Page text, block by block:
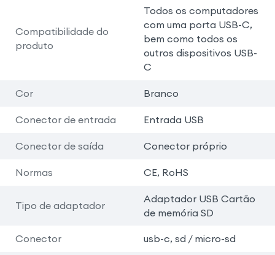
Compatibilidade do
produto
Todos os computadores
com uma porta USB-C,
bem como todos os
outros dispositivos USB-
C
Cor Branco
Conector de entrada Entrada USB
Conector de saída Conector próprio
Normas CE, RoHS
Tipo de adaptador
Adaptador USB Cartão
de memória SD
Conector usb-c, sd / micro-sd